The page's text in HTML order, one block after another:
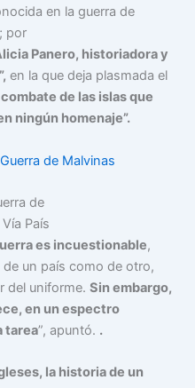
en la guerra de
; por
Panero, historiadora y
en la que deja plasmada el
de las islas que
ningún homenaje”.
de
País
es incuestionable,
un país como de otro,
del uniforme.Sin embargo,
en un espectro
tarea”, apuntó. .
la historia de un